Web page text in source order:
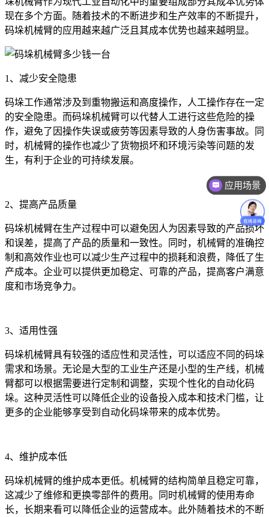
现在多个方面。随着技术的不断进步和生产效率的不断提升，
码垛机械臂的应用越来越广泛且其成本优势也越来越明显。
1、减少安全隐患
码垛工作通常涉及到重物搬运和高度操作，人工操作存在一定
的安全隐患。而码垛机械臂可以代替人工进行这些危险的操
作，避免了因操作失误或疲劳等因素导致的人身伤害事故。同
时，机械臂的操作也减少了货物损坏和环境污染等问题的发
生，有利于企业的可持续发展。
2、提高产品质量
码垛机械臂在生产过程中可以避免因人为因素导致的产品损坏
和误差，提高了产品的质量和一致性。同时，机械臂的准确控
制和高效作业也可以减少生产过程中的损耗和浪费，降低了生
产成本。企业可以提供更加稳定、可靠的产品，提高客户满意
度和市场竞争力。
3、适用性强
码垛机械臂具有较强的适应性和灵活性，可以适应不同的码垛
需求和场景。无论是大型的工业生产还是小型的生产线，机械
臂都可以根据需要进行定制和调整，实现个性化的自动化码
垛。这种灵活性可以降低企业的设备投入成本和技术门槛，让
更多的企业能够享受到自动化码垛带来的成本优势。
4、维护成本低
码垛机械臂的维护成本更低。机械臂的结构简单且稳定可靠，
这减少了维修和更换零部件的费用。同时机械臂的使用寿命
长，长期来看可以降低企业的运营成本。此外随着技术的不断
应用场景